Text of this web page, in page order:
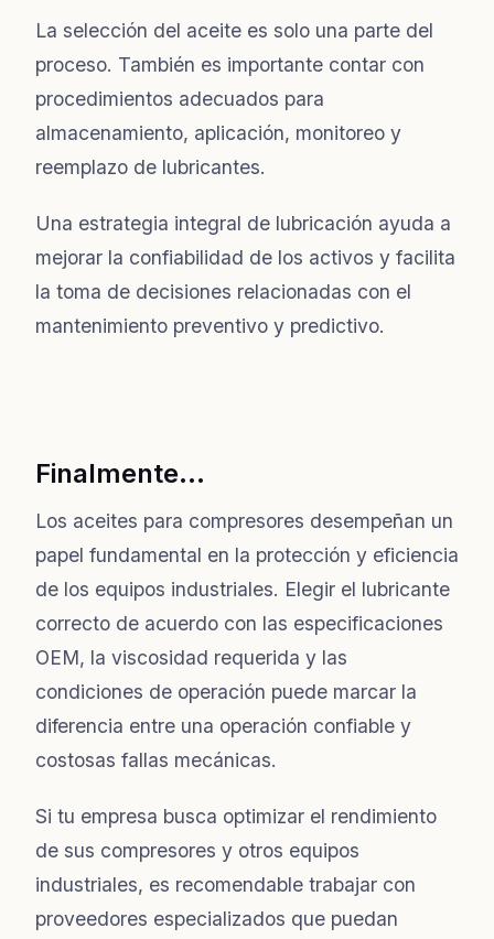
La selección del aceite es solo una parte del
proceso. También es importante contar con
procedimientos adecuados para
almacenamiento, aplicación, monitoreo y
reemplazo de lubricantes.
Una estrategia integral de lubricación ayuda a
mejorar la confiabilidad de los activos y facilita
la toma de decisiones relacionadas con el
mantenimiento preventivo y predictivo.
Finalmente...
Los aceites para compresores desempeñan un
papel fundamental en la protección y eficiencia
de los equipos industriales. Elegir el lubricante
correcto de acuerdo con las especificaciones
OEM, la viscosidad requerida y las
condiciones de operación puede marcar la
diferencia entre una operación confiable y
costosas fallas mecánicas.
Si tu empresa busca optimizar el rendimiento
de sus compresores y otros equipos
industriales, es recomendable trabajar con
proveedores especializados que puedan